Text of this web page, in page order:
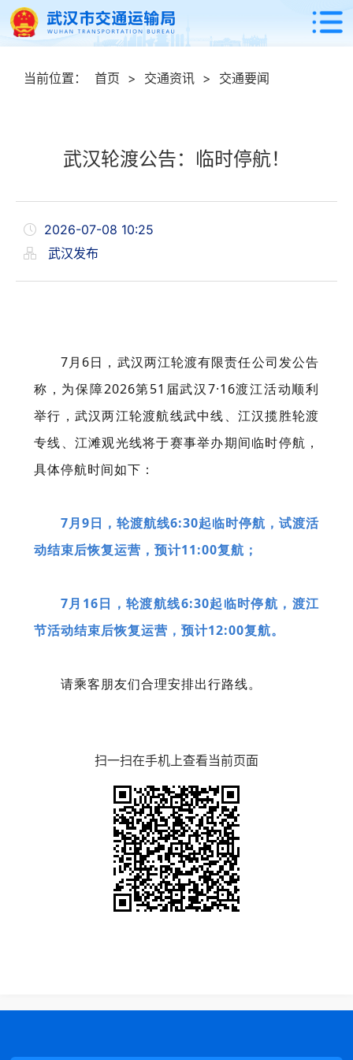
当前位置： 首页 > 交通资讯 > 交通要闻
武汉轮渡公告：临时停航！
2026-07-08 10:25
武汉发布
7月6日，武汉两江轮渡有限责任公司发公告
称，为保障2026第51届武汉7·16渡江活动顺利
举行，武汉两江轮渡航线武中线、江汉揽胜轮渡
专线、江滩观光线将于赛事举办期间临时停航，
具体停航时间如下：
7月9日，轮渡航线6:30起临时停航，试渡活
动结束后恢复运营，预计11:00复航；
7月16日，轮渡航线6:30起临时停航，渡江
节活动结束后恢复运营，预计12:00复航。
请乘客朋友们合理安排出行路线。
扫一扫在手机上查看当前页面